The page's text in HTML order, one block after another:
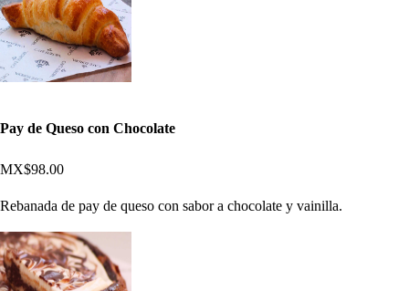
Pay de Queso con Chocolate
MX$98.00
Rebanada de pay de queso con sabor a chocolate y vainilla.